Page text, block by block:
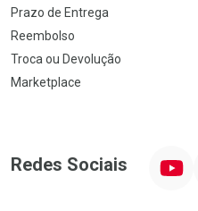
Prazo de Entrega
Reembolso
Troca ou Devolução
Marketplace
Redes Sociais